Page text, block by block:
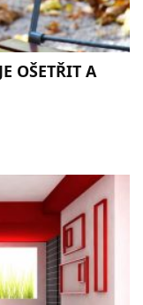
OŠETŘIT A